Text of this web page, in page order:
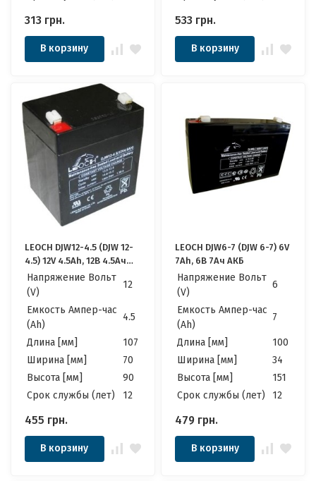
313 грн.
В корзину
533 грн.
В корзину
LEOCH DJW12-4.5 (DJW 12-
4.5) 12V 4.5Ah, 12В 4.5Ач
АКБ
Напряжение Вольт
(V)
12
Емкость Ампер-час
(Ah)
4.5
Длина [мм]
107
Ширина [мм]
70
Высота [мм]
90
Cрок службы (лет)
12
455 грн.
В корзину
LEOCH DJW6-7 (DJW 6-7) 6V
7Ah, 6В 7Ач АКБ
Напряжение Вольт
(V)
6
Емкость Ампер-час
(Ah)
7
Длина [мм]
100
Ширина [мм]
34
Высота [мм]
151
Cрок службы (лет)
12
479 грн.
В корзину